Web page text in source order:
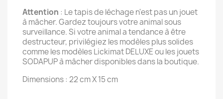
Attention : Le tapis de léchage n'est pas un jouet
à mâcher. Gardez toujours votre animal sous
surveillance. Si votre animal a tendance à être
destructeur, privilégiez les modèles plus solides
comme les modèles Lickimat DELUXE ou les jouets
SODAPUP à mâcher disponibles dans la boutique.
Dimensions : 22 cm X 15 cm